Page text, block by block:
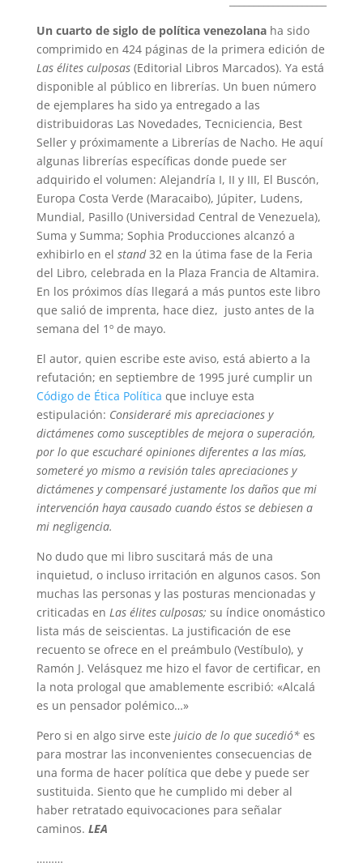
Un cuarto de siglo de política venezolanaha sido
comprimido en 424 páginas de la primera edición de
Las élites culposas(Editorial Libros Marcados). Ya está
disponible al público en librerías. Un buen número
de ejemplares ha sido ya entregado a las
distribuidoras Las Novedades, Tecniciencia, Best
Seller y próximamente a Librerías de Nacho. He aquí
algunas librerías específicas donde puede ser
adquirido el volumen: Alejandría I, II y III, El Buscón,
Europa Costa Verde (Maracaibo), Júpiter, Ludens,
Mundial, Pasillo (Universidad Central de Venezuela),
Suma y Summa; Sophia Producciones alcanzó a
exhibirlo en el stand32 en la útima fase de la Feria
del Libro, celebrada en la Plaza Francia de Altamira.
En los próximos días llegará a más puntos este libro
que salió de imprenta, hace diez, justo antes de la
semana del 1º de mayo.
El autor, quien escribe este aviso, está abierto a la
refutación; en septiembre de 1995 juré cumplir un
Código de Ética Política que incluye esta
estipulación: Consideraré mis apreciaciones y
dictámenes como susceptibles de mejora o superación,
por lo que escucharé opiniones diferentes a las mías,
someteré yo mismo a revisión tales apreciaciones y
dictámenes y compensaré justamente los daños que mi
intervención haya causado cuando éstos se debiesen a
mi negligencia.
No dudo que mi libro suscitará más de una
inquietud, o incluso irritación en algunos casos. Son
muchas las personas y las posturas mencionadas y
criticadas en Las élites culposas; su índice onomástico
lista más de seiscientas. La justificación de ese
recuento se ofrece en el preámbulo (Vestíbulo), y
Ramón J. Velásquez me hizo el favor de certificar, en
la nota prologal que amablemente escribió: «Alcalá
es un pensador polémico…»
Pero si en algo sirve este juicio de lo que sucedió*es
para mostrar las inconvenientes consecuencias de
una forma de hacer política que debe y puede ser
sustituida. Siento que he cumplido mi deber al
haber retratado equivocaciones para señalar
caminos. LEA
………